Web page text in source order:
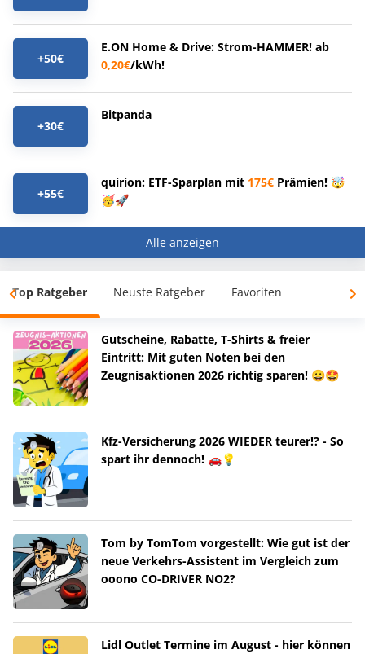
+50€
E.ON Home & Drive: Strom-HAMMER! ab
0,20€/kWh!
+30€
Bitpanda
+55€
quirion: ETF-Sparplan mit 175€ Prämien! 🤯
🥳🚀
Alle anzeigen
Top Ratgeber Neuste Ratgeber Favoriten
Gutscheine, Rabatte, T-Shirts & freier
Eintritt: Mit guten Noten bei den
Zeugnisaktionen 2026 richtig sparen! 😀🤩
Kfz-Versicherung 2026 WIEDER teurer!? - So
spart ihr dennoch! 🚗💡
Tom by TomTom vorgestellt: Wie gut ist der
neue Verkehrs-Assistent im Vergleich zum
ooono CO-DRIVER NO2?
Lidl Outlet Termine im August - hier können